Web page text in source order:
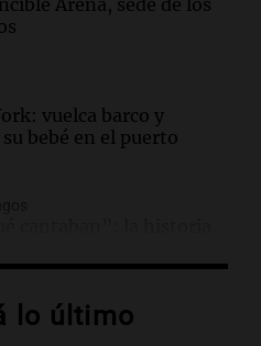
vuelca barco y
bebé en el puerto
lo último